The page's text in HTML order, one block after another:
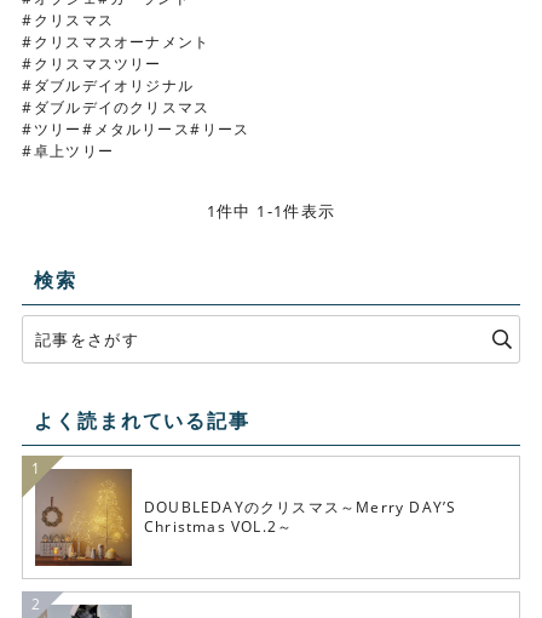
クリスマス
クリスマスオーナメント
クリスマスツリー
ダブルデイオリジナル
ダブルデイのクリスマス
ツリー
メタルリース
リース
卓上ツリー
1件中 1-1件表示
検索
よく読まれている記事
DOUBLEDAYのクリスマス～Merry DAY’S
Christmas VOL.2～